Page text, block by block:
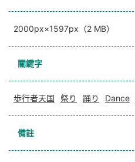
2000px×1597px（2 MB）
關鍵字
歩行者天国 祭り 踊り Dance
備註